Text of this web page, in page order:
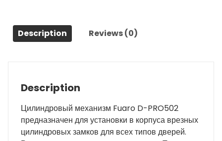
quantity
Description Reviews (0)
Description
Цилиндровый механизм Fuaro D-PRO502
предназначен для установки в корпуса врезных
цилиндровых замков для всех типов дверей.